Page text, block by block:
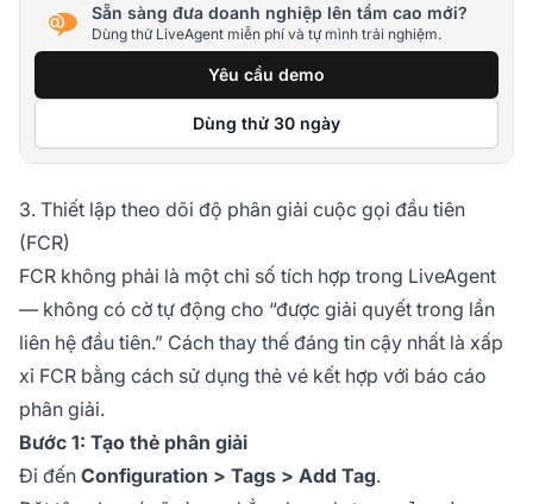
Sẵn sàng đưa doanh nghiệp lên tầm cao mới?
Dùng thử LiveAgent miễn phí và tự mình trải nghiệm.
Yêu cầu demo
Dùng thử 30 ngày
3. Thiết lập theo dõi độ phân giải cuộc gọi đầu tiên
(FCR)
FCR không phải là một chỉ số tích hợp trong LiveAgent
— không có cờ tự động cho “được giải quyết trong lần
liên hệ đầu tiên.” Cách thay thế đáng tin cậy nhất là xấp
xỉ FCR bằng cách sử dụng thẻ vé kết hợp với báo cáo
phân giải.
Bước 1: Tạo thẻ phân giải
Đi đến Configuration > Tags > Add Tag.